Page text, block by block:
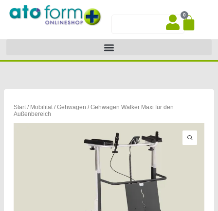
Inhalt
0
Start/ Mobilität/Gehwagen / Gehwagen Walker Maxi für den
Außenbereich